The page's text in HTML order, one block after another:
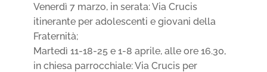
Venerdì 7 marzo, in serata: Via Crucis
itinerante per adolescenti e giovani della
Fraternità;
Martedì 11-18-25 e 1-8 aprile, alle ore 16.30,
in chiesa parrocchiale: Via Crucis per